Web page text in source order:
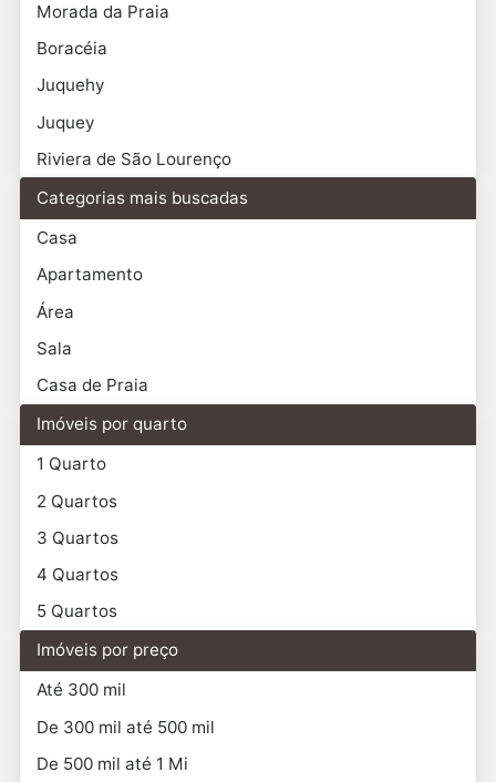
Morada da Praia
Boracéia
Juquehy
Juquey
Riviera de São Lourenço
Categorias mais buscadas
Casa
Apartamento
Área
Sala
Casa de Praia
Imóveis por quarto
1 Quarto
2 Quartos
3 Quartos
4 Quartos
5 Quartos
Imóveis por preço
Até 300 mil
De 300 mil até 500 mil
De 500 mil até 1 Mi